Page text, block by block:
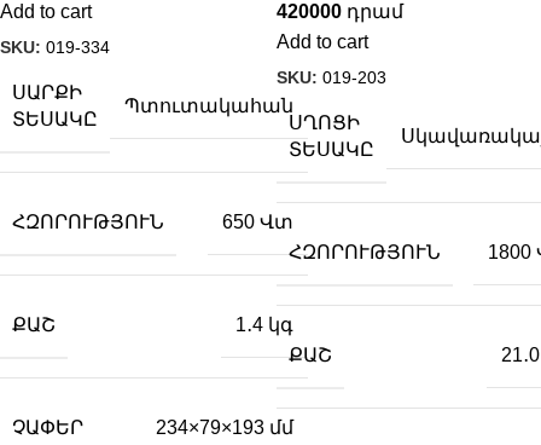
Add to cart
SKU: 019-334
ՍԱՐՔԻ
ՏԵՍԱԿԸ
Պտուտակահան
ՀԶՈՐՈՒԹՅՈՒՆ 650 Վտ
ՔԱՇ 1․4 կգ
ՉԱՓԵՐ 234×79×193 մմ
420000
Add to cart
SKU: 019-203
ՍՂՈՑԻ
ՏԵՍԱԿԸ
ՀԶՈՐՈՒԹՅՈՒՆ
ՔԱՇ